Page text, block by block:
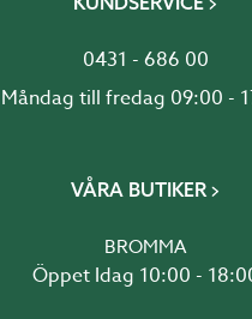
0431 - 686 00
Måndag till fredag 09:00 -
VÅRA BUTIKER
BROMMA
Öppet Idag 10:00 -